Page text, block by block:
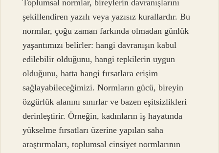
Toplumsal normlar, bireylerin davranışlarını
şekillendiren yazılı veya yazısız kurallardır. Bu
normlar, çoğu zaman farkında olmadan günlük
yaşantımızı belirler: hangi davranışın kabul
edilebilir olduğunu, hangi tepkilerin uygun
olduğunu, hatta hangi fırsatlara erişim
sağlayabileceğimizi. Normların gücü, bireyin
özgürlük alanını sınırlar ve bazen eşitsizlikleri
derinleştirir. Örneğin, kadınların iş hayatında
yükselme fırsatları üzerine yapılan saha
araştırmaları, toplumsal cinsiyet normlarının